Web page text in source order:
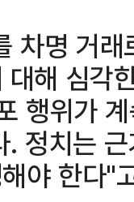
차명 거
해 심각
행위가
정치는
야 한다"